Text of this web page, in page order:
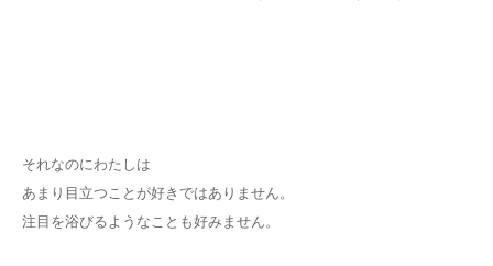
それなのにわたしは
あまり目立つことが好きではありません。
注目を浴びるようなことも好みません。